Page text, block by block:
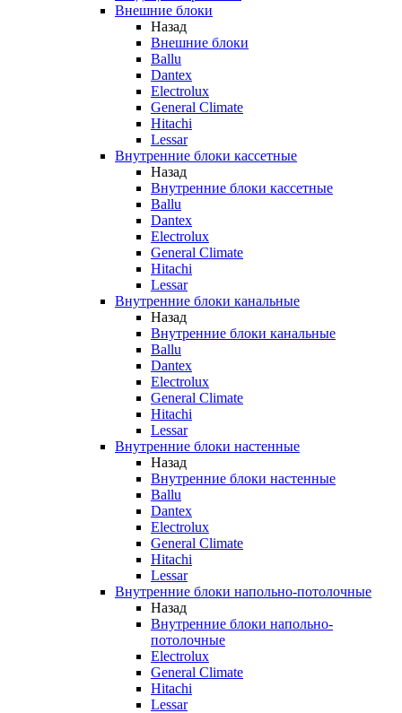
Внешние блоки
Назад
Внешние блоки
Ballu
Dantex
Electrolux
General Climate
Hitachi
Lessar
Внутренние блоки кассетные
Назад
Внутренние блоки кассетные
Ballu
Dantex
Electrolux
General Climate
Hitachi
Lessar
Внутренние блоки канальные
Назад
Внутренние блоки канальные
Ballu
Dantex
Electrolux
General Climate
Hitachi
Lessar
Внутренние блоки настенные
Назад
Внутренние блоки настенные
Ballu
Dantex
Electrolux
General Climate
Hitachi
Lessar
Внутренние блоки напольно-потолочные
Назад
Внутренние блоки напольно-
потолочные
Electrolux
General Climate
Hitachi
Lessar